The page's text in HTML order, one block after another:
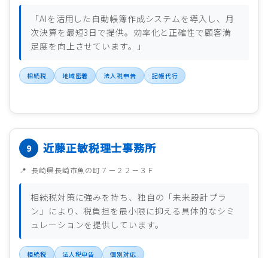
「AIを活用した自動帳簿作成システムを導入し、月
次決算を最短3日で提供。効率化と正確性で顧客満
足度を向上させています。」
相続税 地域密着 法人税申告 記帳代行
近藤正敏税理士事務所
長崎県長崎市魚の町７－２２－３Ｆ
相続税対策に強みを持ち、独自の「未来設計プラ
ン」により、税負担を最小限に抑える具体的なシミ
ュレーションを提供しています。
相続税 法人税申告 個別対応